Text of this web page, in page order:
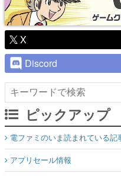
X
Discord
ピックアップ
電ファミのいま読まれている記
アプリセール情報